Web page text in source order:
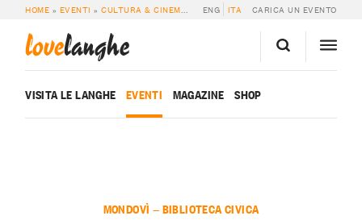
HOME » EVENTI »CULTURA & CINEMA » LABORATORI DI ILLUSTRAZIONE IN
ENG ITA CARICA UN EVENTO
lovelanghe
VISITA LE LANGHE EVENTI MAGAZINE SHOP
MONDOVÌ — BIBLIOTECA CIVICA